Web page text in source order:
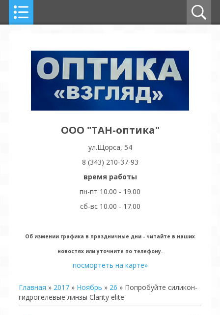
ООО "ТАН-оптика"
ул.Щорса, 54
8 (343) 210-37-93
время работы
пн-пт 10.00 - 19.00
сб-вс 10.00 - 17.00
Об измении графика в праздничные дни - читайте в наших
новостях или уточните по телефону.
посмортеть на карте»
Главная » 2017 » Ноябрь » 26 » Попробуйте силикон-
гидрогелевые линзы Clarity elite